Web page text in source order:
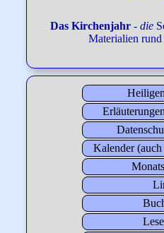
Das Kirchenjahr- die
Materialien
Kalender